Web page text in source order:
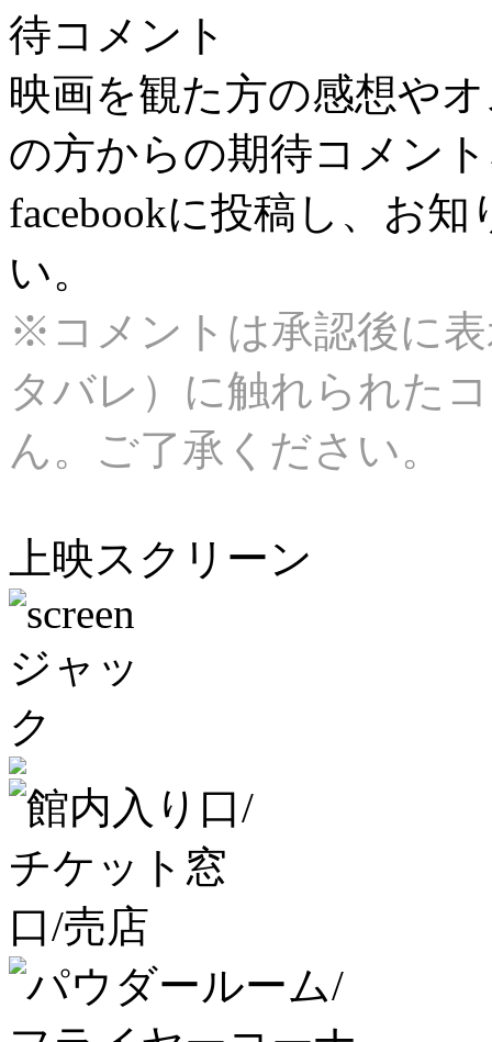
待コメント
映画を観た方の感想や
の方からの期待コメン
facebookに投稿し、お
い。
※コメントは承認後に
タバレ）に触れられた
ん。ご了承ください。
上映スクリーン